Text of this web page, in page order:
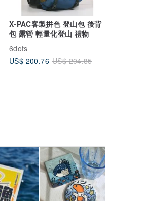
X-PAC客製拼色 登山包 後背
包 露營 輕量化登山 禮物
6dots
US$ 200.76 US$ 204.85